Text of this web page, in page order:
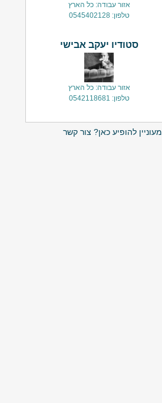
אזור עבודה: כל הארץ
טלפון: 0545402128
סטודיו יעקב אבישי
אזור עבודה: כל הארץ
טלפון: 0542118681
מעוניין להופיע כאן? צור קשר